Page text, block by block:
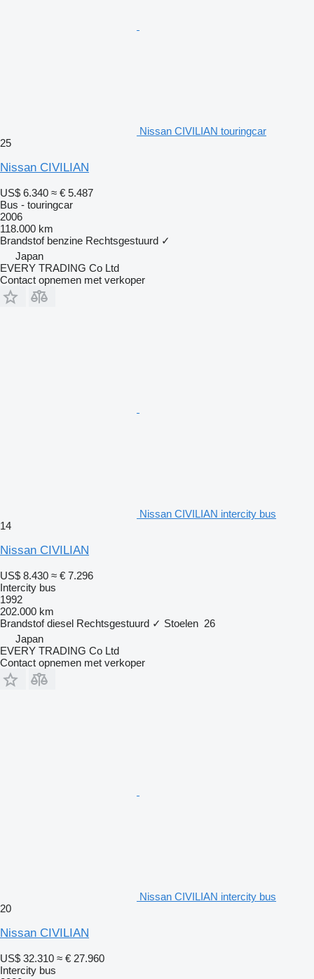
Nissan CIVILIAN touringcar
25
Nissan CIVILIAN
US$ 6.340 ≈ € 5.487
Bus - touringcar
2006
118.000 km
Brandstof benzine Rechtsgestuurd ✓
Japan
EVERY TRADING Co Ltd
Contact opnemen met verkoper
Nissan CIVILIAN intercity bus
14
Nissan CIVILIAN
US$ 8.430 ≈ € 7.296
Intercity bus
1992
202.000 km
Brandstof diesel Rechtsgestuurd ✓ Stoelen 26
Japan
EVERY TRADING Co Ltd
Contact opnemen met verkoper
Nissan CIVILIAN intercity bus
20
Nissan CIVILIAN
US$ 32.310 ≈ € 27.960
Intercity bus